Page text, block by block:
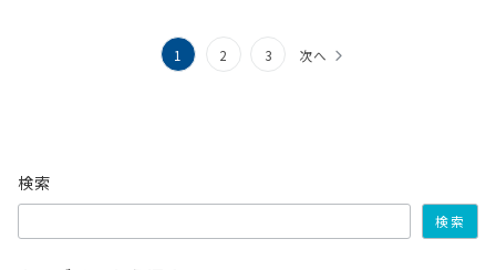
ー
ジ
1 2 3 次へ
検索
検索